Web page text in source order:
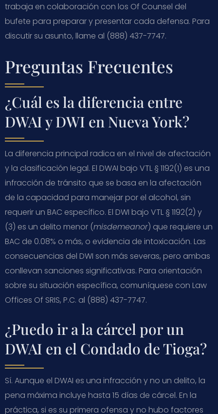
trabaja en colaboración con los Of Counsel del
bufete para preparar y presentar cada defensa. Para
discutir su asunto, llame al (888) 437-7747.
Preguntas Frecuentes
¿Cuál es la diferencia entre
DWAI y DWI en Nueva York?
La diferencia principal radica en el nivel de afectación
y la clasificación legal. El DWAI bajo VTL § 1192(1) es una
infracción de tránsito que se basa en la afectación
de la capacidad para manejar por el alcohol, sin
requerir un BAC específico. El DWI bajo VTL § 1192(2) y
(3) es un delito menor (misdemeanor) que requiere un
BAC de 0.08% o más, o evidencia de intoxicación. Las
consecuencias del DWI son más severas, pero ambas
conllevan sanciones significativas. Para orientación
sobre su situación específica, comuníquese con Law
Offices Of SRIS, P.C. al (888) 437-7747.
¿Puedo ir a la cárcel por un
DWAI en el Condado de Tioga?
Sí. Aunque el DWAI es una infracción y no un delito, la
pena máxima incluye hasta 15 días de cárcel. En la
práctica, si es su primera ofensa y no hubo factores